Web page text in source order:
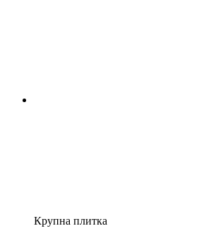
Крупна плитка